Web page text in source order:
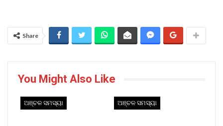
Share
You Might Also Like
ଅଞ୍ଚଳ ସମସ୍ୟା ଅଞ୍ଚଳ ସମସ୍ୟା